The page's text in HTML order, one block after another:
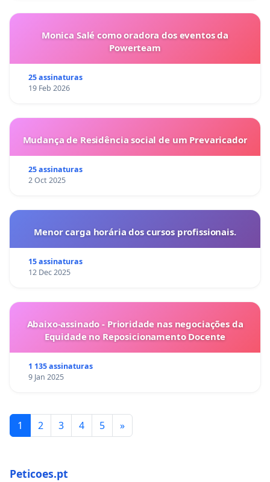
Monica Salé como oradora dos eventos da
Powerteam
25 assinaturas
19 Feb 2026
Mudança de Residência social de um Prevaricador
25 assinaturas
2 Oct 2025
Menor carga horária dos cursos profissionais.
15 assinaturas
12 Dec 2025
Abaixo-assinado - Prioridade nas negociações da
Equidade no Reposicionamento Docente
1 135 assinaturas
9 Jan 2025
1 2 3 4 5 »
Peticoes.pt